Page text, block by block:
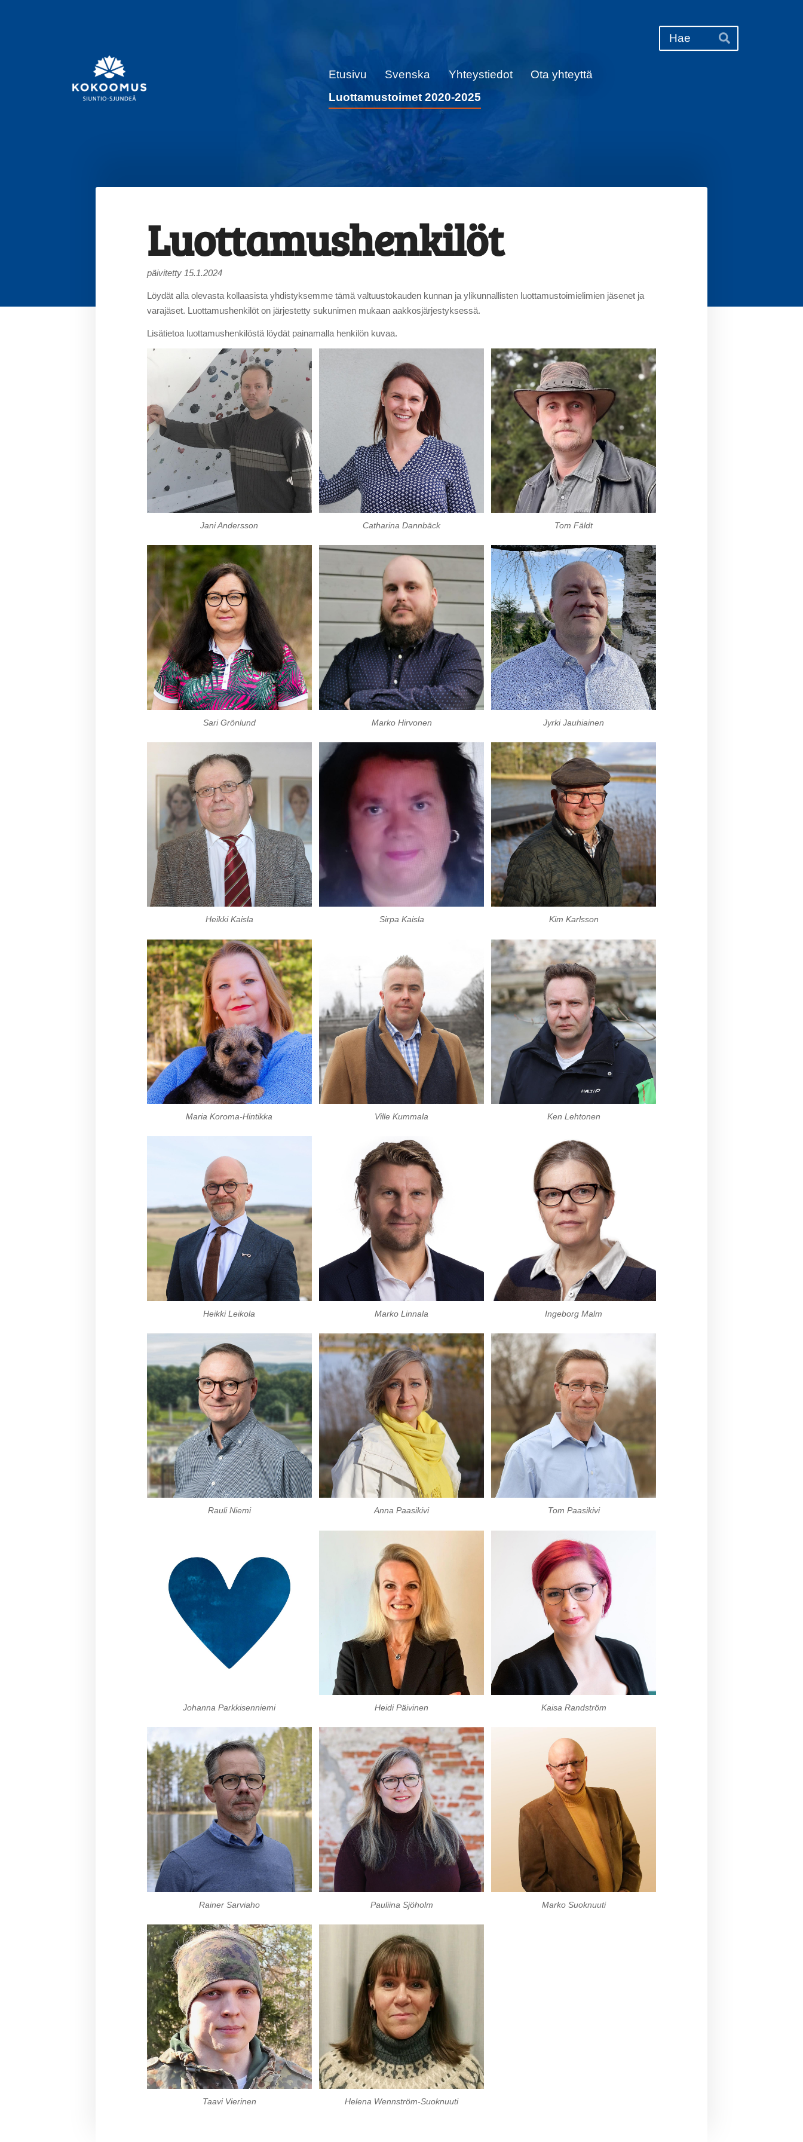
Hae
Kokoomus Siuntio-Sjundeå ry Etusivu Svenska Yhteystiedot
Ota yhteyttä
Luottamustoimet 2020-2025
Luottamushenkilöt
päivitetty 15.1.2024
Löydät alla olevasta kollaasista yhdistyksemme tämä valtuustokauden kunnan ja ylikunnallisten luottamustoimielimien jäsenet ja
varajäset. Luottamushenkilöt on järjestetty sukunimen mukaan aakkosjärjestyksessä.
Lisätietoa luottamushenkilöstä löydät painamalla henkilön kuvaa.
Jani Andersson Catharina Dannbäck Tom Fäldt
Sari Grönlund Marko Hirvonen Jyrki Jauhiainen
Heikki Kaisla Sirpa Kaisla Kim Karlsson
Maria Koroma-Hintikka Ville Kummala Ken Lehtonen
Heikki Leikola Marko Linnala Ingeborg Malm
Rauli Niemi Anna Paasikivi Tom Paasikivi
Johanna Parkkisenniemi Heidi Päivinen Kaisa Randström
Rainer Sarviaho Pauliina Sjöholm Marko Suoknuuti
Taavi Vierinen Helena Wennström-Suoknuuti